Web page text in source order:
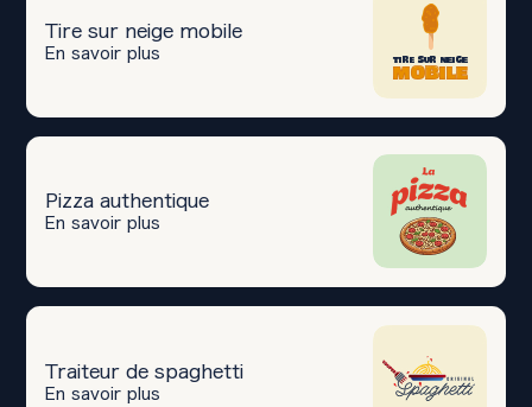
Tire sur neige mobile
En savoir plus
Pizza authentique
En savoir plus
Traiteur de spaghetti
En savoir plus